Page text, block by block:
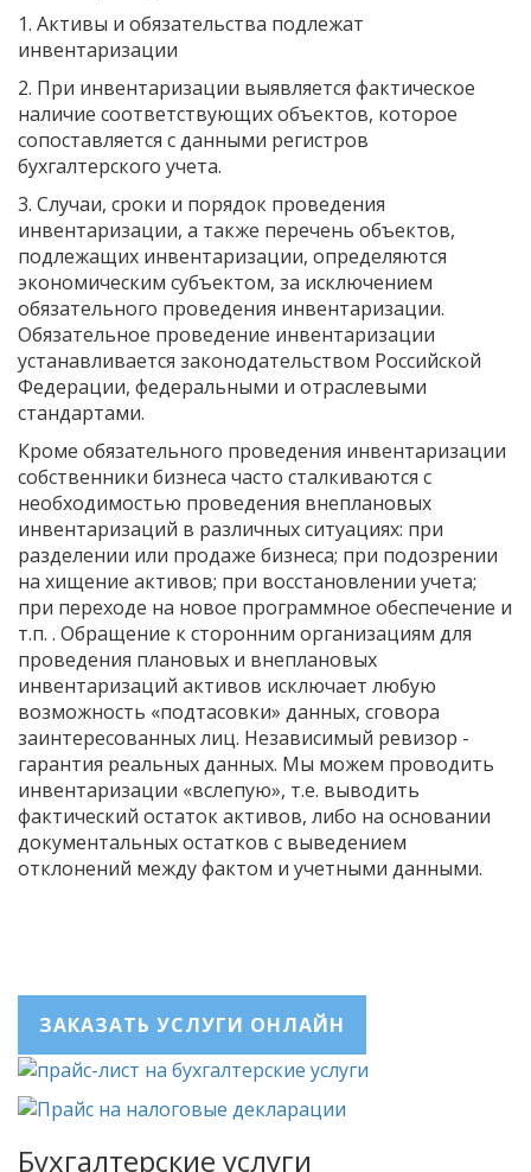
1. Активы и обязательства подлежат
инвентаризации
2. При инвентаризации выявляется фактическое
наличие соответствующих объектов, которое
сопоставляется с данными регистров
бухгалтерского учета.
3. Случаи, сроки и порядок проведения
инвентаризации, а также перечень объектов,
подлежащих инвентаризации, определяются
экономическим субъектом, за исключением
обязательного проведения инвентаризации.
Обязательное проведение инвентаризации
устанавливается законодательством Российской
Федерации, федеральными и отраслевыми
стандартами.
Кроме обязательного проведения инвентаризации
собственники бизнеса часто сталкиваются с
необходимостью проведения внеплановых
инвентаризаций в различных ситуациях: при
разделении или продаже бизнеса; при подозрении
на хищение активов; при восстановлении учета;
при переходе на новое программное обеспечение и
т.п. . Обращение к сторонним организациям для
проведения плановых и внеплановых
инвентаризаций активов исключает любую
возможность «подтасовки» данных, сговора
заинтересованных лиц. Независимый ревизор -
гарантия реальных данных. Мы можем проводить
инвентаризации «вслепую», т.е. выводить
фактический остаток активов, либо на основании
документальных остатков с выведением
отклонений между фактом и учетными данными.
ЗАКАЗАТЬ УСЛУГИ ОНЛАЙН
Бухгалтерские услуги